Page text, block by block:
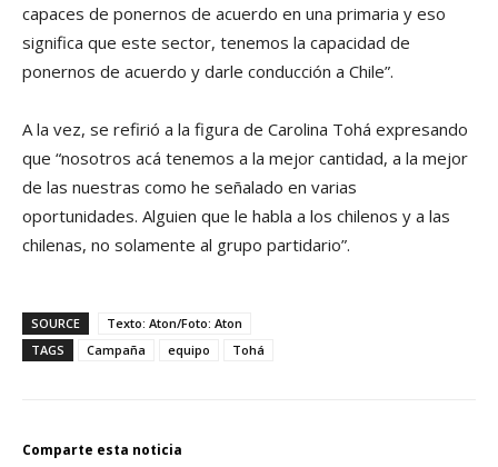
capaces de ponernos de acuerdo en una primaria y eso
significa que este sector, tenemos la capacidad de
ponernos de acuerdo y darle conducción a Chile”.
A la vez, se refirió a la figura de Carolina Tohá expresando
que “nosotros acá tenemos a la mejor cantidad, a la mejor
de las nuestras como he señalado en varias
oportunidades. Alguien que le habla a los chilenos y a las
chilenas, no solamente al grupo partidario”.
SOURCE
Texto: Aton/Foto: Aton
TAGS
Campaña equipo Tohá
Comparte esta noticia